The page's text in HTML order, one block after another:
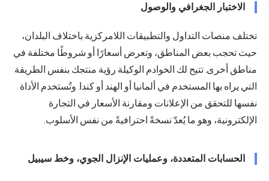
الاختبار الجغرافي والوصول
تختلف منصات التداول والتطبيقات اللامركزية باختلاف البلدان،
حيث تحجب بعض المناطق، وتعرض أسعارًا أو شروطًا مختلفة في
مناطق أخرى. تتيح لك الخوادم الوكيلة رؤية منتجك بنفس الطريقة
التي يراه بها المستخدم في ألمانيا أو الهند أو كندا. وتُستخدم الأداة
نفسها للتحقق من الإعلانات ومقارنة الأسعار في التجارة
الإلكترونية، وهو ما يُعدّ نسخةً احترافيةً من نفس الأسلوب.
الحسابات المتعددة، وعمليات الإنزال الجوي، وخط سيبيل